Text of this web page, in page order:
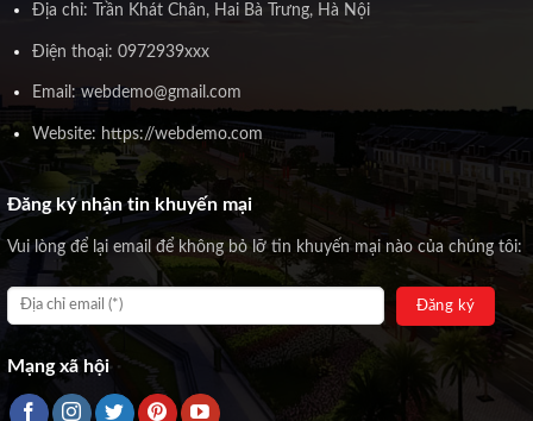
Địa chỉ: Trần Khát Chân, Hai Bà Trưng, Hà Nội
Điện thoại: 0972939xxx
Email: webdemo@gmail.com
Website: https://webdemo.com
Đăng ký nhận tin khuyến mại
Vui lòng để lại email để không bỏ lỡ tin khuyến mại nào của chúng tôi:
Mạng xã hội